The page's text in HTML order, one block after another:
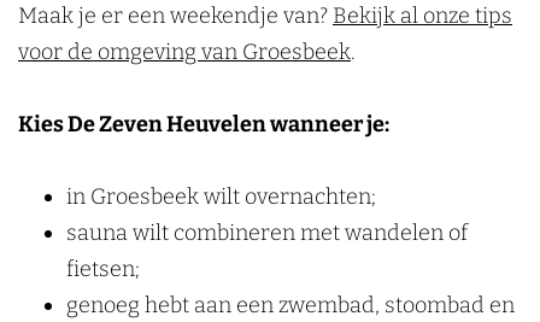
Maak je er een weekendje van? Bekijk al onze tips
voor de omgeving van Groesbeek.
Kies De Zeven Heuvelen wanneer je:
in Groesbeek wilt overnachten;
sauna wilt combineren met wandelen of
fietsen;
genoeg hebt aan een zwembad, stoombad en